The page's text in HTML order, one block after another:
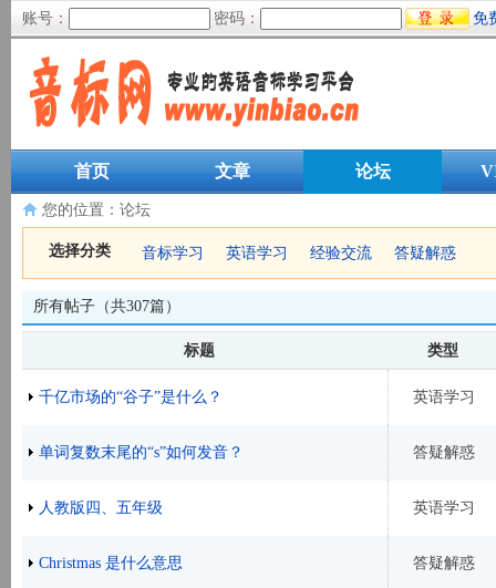
账号： 密码： 免
首页 文章 论坛
您的位置： 论坛
选择分类 音标学习 英语学习 经验交流 答疑解惑
所有帖子（共307篇）
标题 类型
千亿市场的“谷子”是什么？ 英语学习
单词复数末尾的“s”如何发音？ 答疑解惑
人教版四、五年级 英语学习
Christmas 是什么意思 答疑解惑